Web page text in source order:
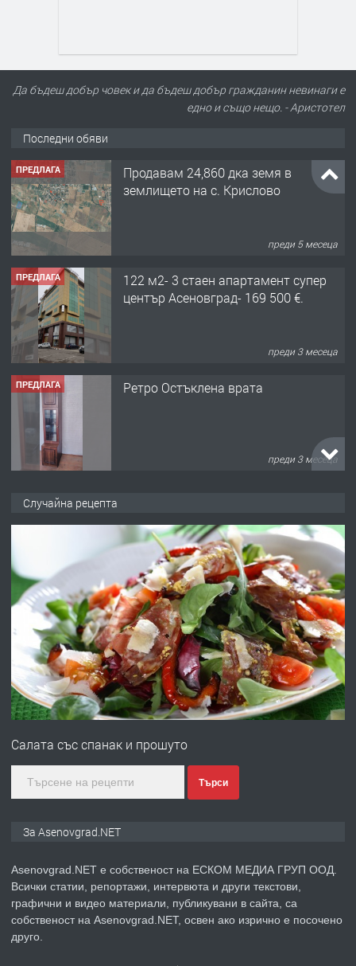
Да бъдеш добър човек и да бъдеш добър гражданин невинаги е
едно и също нещо. - Аристотел
Последни обяви
ПРЕДЛАГА
Продавам 24,860 дка земя в
землището на с. Крислово
преди 5 месеца
ПРЕДЛАГА
122 м2- 3 стаен апартамент супер
център Асеновград- 169 500 €.
преди 3 месеца
ПРЕДЛАГА Ретро Остъклена врата
преди 3 месеца
преди 10 месеца
ПРЕДЛАГА
Професионална броячна машина -
със сертификат от ЕЦБ
преди 1 година
ПРЕДЛАГА
Професионална зеленчукорезачка
преди 2 години
ПРЕДЛАГА
Давам индивидуалани уроци по
Случайна рецепта
Салата със спанак и прошуто
Търси
За Asenovgrad.NET
Asenovgrad.NET е собственост на ЕСКОМ МЕДИА ГРУП ООД.
Всички статии, репортажи, интервюта и други текстови,
графични и видео материали, публикувани в сайта, са
собственост на Asenovgrad.NET, освен ако изрично е посочено
друго.